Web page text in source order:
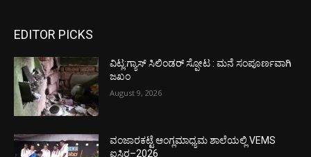
EDITOR PICKS
ವಿಟ್ಲ:ಗ್ಯಾಸ್ ಸಿಲಿಂಡರ್ ಸ್ಪೋಟ : ಮನೆ ಸಂಪೂರ್ಣವಾಗಿ
ಜಖಂ
August 9, 2026
ವಂಜಾರಕಟ್ಟೆ ಆಂಗ್ಲಮಾಧ್ಯಮ ಶಾಲೆಯಲ್ಲಿ VEMS
ಐಸಿರ–2026